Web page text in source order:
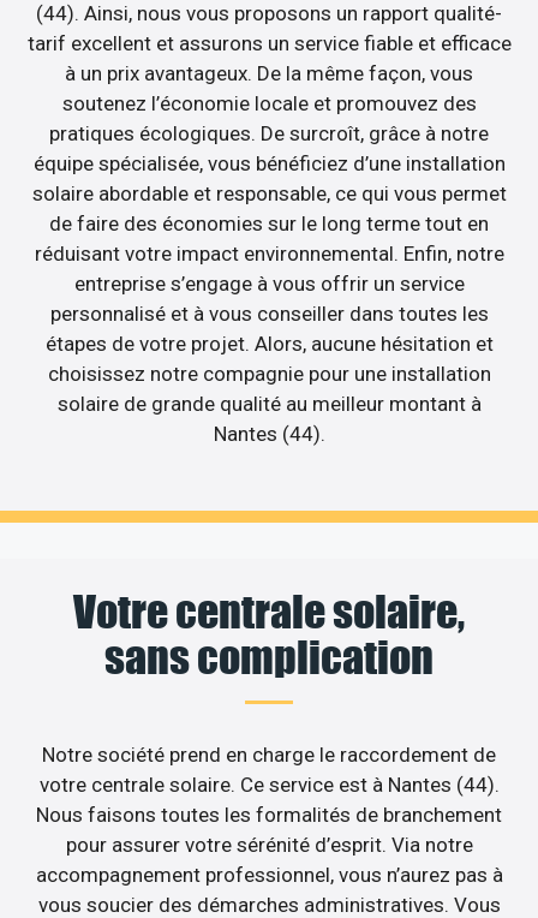
(44). Ainsi, nous vous proposons un rapport qualité-
tarif excellent et assurons un service fiable et efficace
à un prix avantageux. De la même façon, vous
soutenez l’économie locale et promouvez des
pratiques écologiques. De surcroît, grâce à notre
équipe spécialisée, vous bénéficiez d’une installation
solaire abordable et responsable, ce qui vous permet
de faire des économies sur le long terme tout en
réduisant votre impact environnemental. Enfin, notre
entreprise s’engage à vous offrir un service
personnalisé et à vous conseiller dans toutes les
étapes de votre projet. Alors, aucune hésitation et
choisissez notre compagnie pour une installation
solaire de grande qualité au meilleur montant à
Nantes (44).
Votre centrale solaire,
sans complication
Notre société prend en charge le raccordement de
votre centrale solaire. Ce service est à Nantes (44).
Nous faisons toutes les formalités de branchement
pour assurer votre sérénité d’esprit. Via notre
accompagnement professionnel, vous n’aurez pas à
vous soucier des démarches administratives. Vous